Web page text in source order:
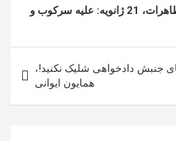
فراخوان به آکسیون و تظاهرات، 21 ژانویه: علیه سرکوب و
جنبش دادخواهی شلیک نکنید!،
همایون ایوانی